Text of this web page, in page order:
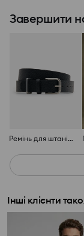
Завершити
Ремінь для штанів з штучної шкіри
Інші клієнти